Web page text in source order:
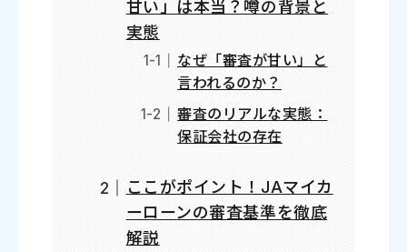
甘い」は本当？噂の背景と
実態
なぜ「審査が甘い」と
言われるのか？
審査のリアルな実態：
保証会社の存在
ここがポイント！JAマイカ
ーローンの審査基準を徹底
解説